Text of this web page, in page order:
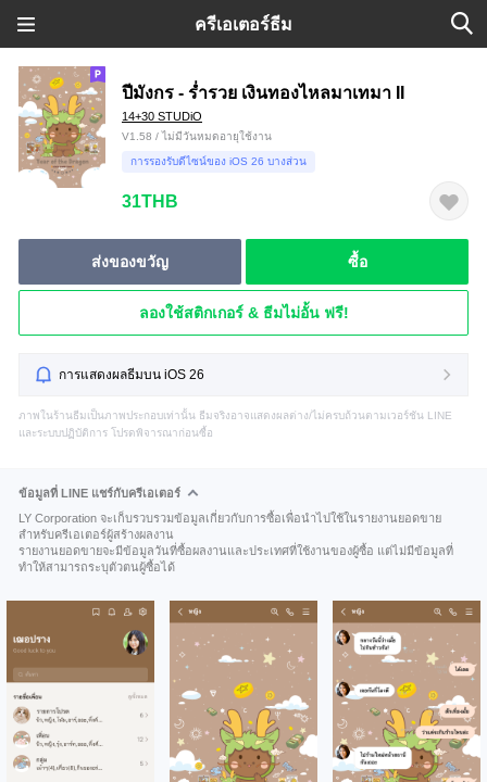
ครีเอเตอร์ธีม
ปีมังกร - ร่ำรวย เงินทองไหลมาเทมา II
14+30 STUDiO
V1.58 / ไม่มีวันหมดอายุใช้งาน
การรองรับดีไซน์ของ iOS 26 บางส่วน
31THB
ส่งของขวัญ ซื้อ
ลองใช้สติกเกอร์ & ธีมไม่อั้น ฟรี!
การแสดงผลธีมบน iOS 26
ภาพในร้านธีมเป็นภาพประกอบเท่านั้น ธีมจริงอาจแสดงผลต่าง/ไม่ครบถ้วนตามเวอร์ชัน LINE
และระบบปฏิบัติการ โปรดพิจารณาก่อนซื้อ
ข้อมูลที่ LINE แชร์กับครีเอเตอร์
LY Corporation จะเก็บรวบรวมข้อมูลเกี่ยวกับการซื้อเพื่อนำไปใช้ในรายงานยอดขาย
สำหรับครีเอเตอร์ผู้สร้างผลงาน
รายงานยอดขายจะมีข้อมูลวันที่ซื้อผลงานและประเทศที่ใช้งานของผู้ซื้อ แต่ไม่มีข้อมูลที่
ทำให้สามารถระบุตัวตนผู้ซื้อได้